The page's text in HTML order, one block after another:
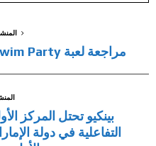
مراجعة لعبة Baby Shark™: Sing & Swim Party
بينكيو تحتل المركز
التفاعلية في دولة